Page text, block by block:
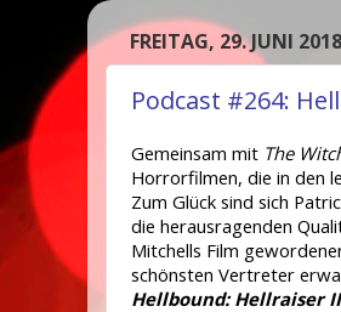
FREITAG, 29. JUNI 2018
Podcast #264:
Gemeinsam mit The
Horrorfilmen, die in den
Zum Glück sind sich
die herausragenden
Mitchells Film
schönsten Vertreter
Hellbound: Hellraiser II